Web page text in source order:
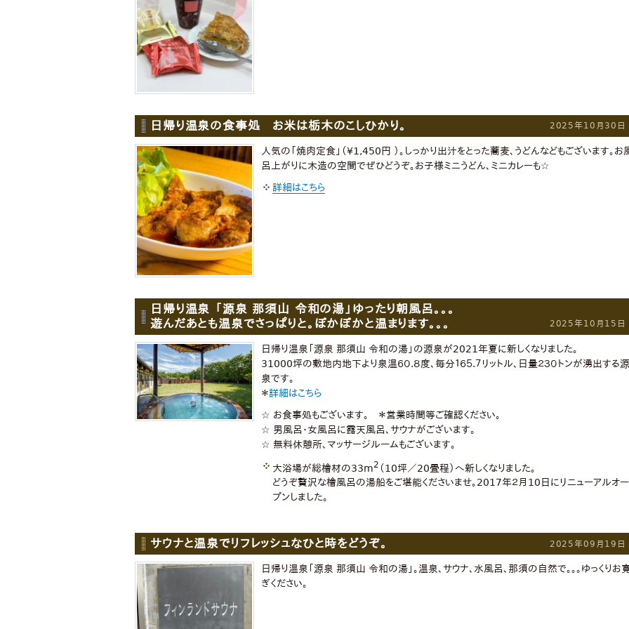
日帰り温泉の食事処 お米は栃木のこしひかり。 2025年10月30日
人気の「焼肉定食」（¥1,450円 ）。しっかり出汁をとった蕎麦、うどんなどもございます。お
呂上がりに木造の空間でぜひどうぞ。お子様ミニうどん、ミニカレーも☆
詳細はこちら
日帰り温泉 「源泉 那須山 令和の湯」ゆったり朝風呂。。。
遊んだあとも温泉でさっぱりと。ぽかぽかと温まります。。。
2025年10月15日
日帰り温泉「源泉 那須山 令和の湯」の源泉が2021年夏に新しくなりました。
31000坪の敷地内地下より泉温６０.８度、毎分１６５.７リットル、日量２３０トンが湧出する源
泉です。
＊詳細はこちら
☆ お食事処もございます。 ＊営業時間等ご確認ください。
☆ 男風呂・女風呂に露天風呂、サウナがございます。
☆ 無料休憩所、マッサージルームもございます。
大浴場が総檜材の33m2 （10坪／20畳程）へ新しくなりました。
どうぞ贅沢な檜風呂の湯船をご堪能くださいませ。2017年２月10日にリニューアルオー
プンしました。
サウナと温泉でリフレッシュなひと時をどうぞ。 2025年09月19日
日帰り温泉「源泉 那須山 令和の湯」。温泉、サウナ、水風呂、那須の自然で。。。ゆっくりお
ぎください。